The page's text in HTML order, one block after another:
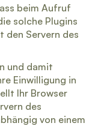
beim Aufruf
solche Plugins
den Servern des
und damit
Einwilligung in
Ihr Browser
des
von einem